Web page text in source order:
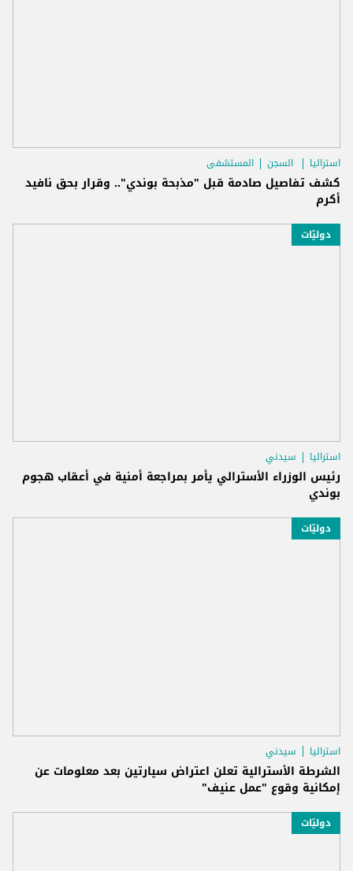
استراليا السجن المستشفى
كشف تفاصيل صادمة قبل "مذبحة بوندي".. وقرار بحق نافيد
أكرم
دوليّات
استراليا سيدني
رئيس الوزراء الأسترالي يأمر بمراجعة أمنية في أعقاب هجوم
بوندي
دوليّات
استراليا سيدني
الشرطة الأسترالية تعلن اعتراض سيارتين بعد معلومات عن
إمكانية وقوع "عمل عنيف"
دوليّات